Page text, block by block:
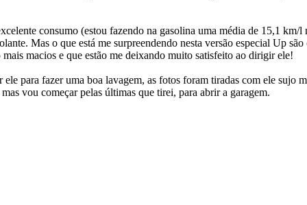
consumo (estou fazendo na gasolina uma média de 15,1
Mas o que está me surpreendendo nesta versão especial Up
macios e que estão me deixando muito satisfeito ao dirigir ele!
para fazer uma boa lavagem, as fotos foram tiradas com ele sujo
vou começar pelas últimas que tirei, para abrir a garagem.